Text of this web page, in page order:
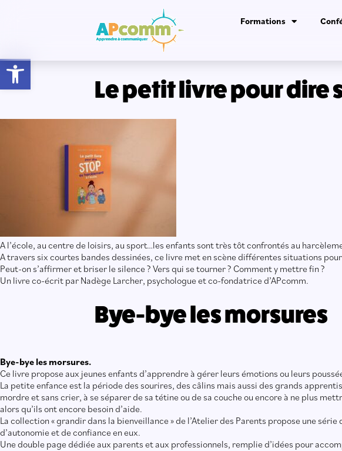
Ouvrir la barre d’outils
Formations
Le petit livre pour dire
A l’école, au centre de loisirs, au sport…les enfants sont très tôt confrontés au
A travers six courtes bandes dessinées, ce livre met en scène différentes situations
Peut-on s’affirmer et briser le silence ? Vers qui se tourner ? Comment y mettre fin ?
Un livre co-écrit par Nadège Larcher, psychologue et co-fondatrice d’APcomm.
Bye-bye les morsures
Bye-bye les morsures.
Ce livre propose aux jeunes enfants d’apprendre à gérer leurs émotions ou leurs
La petite enfance est la période des sourires, des câlins mais aussi des grands
mordre et sans crier, à se séparer de sa tétine ou de sa couche ou encore à ne plus
alors qu’ils ont encore besoin d’aide.
La collection « grandir dans la bienveillance » de l’Atelier des Parents propose une
d’autonomie et de confiance en eux.
Une double page dédiée aux parents et aux professionnels, remplie d’idées pour